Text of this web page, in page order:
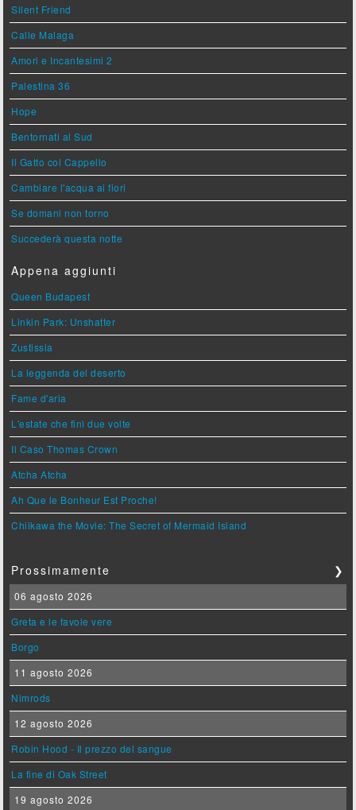
Silent Friend
Calle Malaga
Amori e Incantesimi 2
Palestina 36
Hope
Bentornati al Sud
Il Gatto col Cappello
Cambiare l'acqua ai fiori
Se domani non torno
Succederà questa notte
Appena aggiunti
Queen Budapest
Linkin Park: Unshatter
Zustissia
La leggenda del deserto
Fame d'aria
L'estate che finì due volte
Il Caso Thomas Crown
Atcha Atcha
Ah Que le Bonheur Est Proche!
Chiikawa the Movie: The Secret of Mermaid Island
Prossimamente ❯
06 agosto 2026
Greta e le favole vere
Borgo
11 agosto 2026
Nimrods
12 agosto 2026
Robin Hood - Il prezzo del sangue
La fine di Oak Street
19 agosto 2026